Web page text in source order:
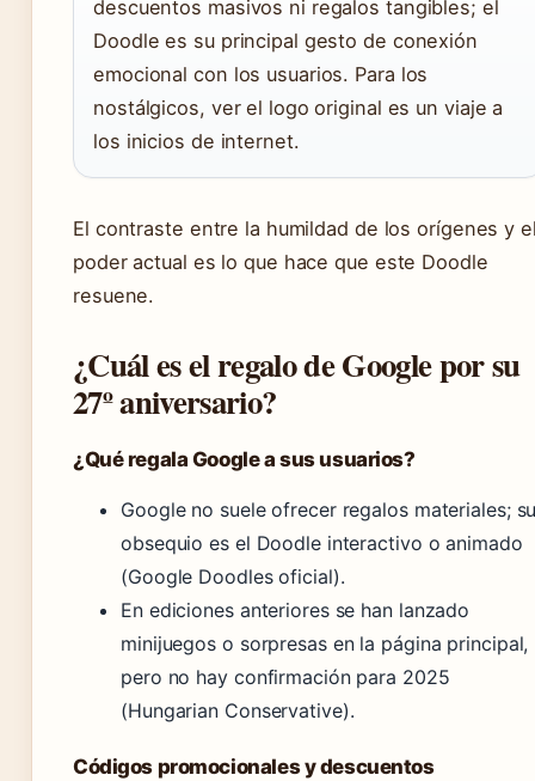
descuentos masivos ni regalos tangibles; el
Doodle es su principal gesto de conexión
emocional con los usuarios. Para los
nostálgicos, ver el logo original es un viaje a
los inicios de internet.
El contraste entre la humildad de los orígenes y
poder actual es lo que hace que este Doodle
resuene.
¿Cuál es el regalo de Google por su
27º aniversario?
¿Qué regala Google a sus usuarios?
Google no suele ofrecer regalos materiales;
obsequio es el Doodle interactivo o animado
(Google Doodles oficial).
En ediciones anteriores se han lanzado
minijuegos o sorpresas en la página principal,
pero no hay confirmación para 2025
(Hungarian Conservative).
Códigos promocionales y descuentos